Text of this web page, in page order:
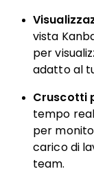
vista
per
adatto al
Cruscotti
tempo
per
carico di
team.